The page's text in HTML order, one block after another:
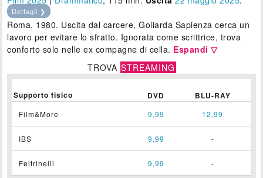
Dettagli ❯
Roma, 1980. Uscita dal carcere, Goliarda Sapienza cerca un
lavoro per evitare lo sfratto. Ignorata come scrittrice, trova
conforto solo nelle ex compagne di cella. Espandi ▽
TROVA STREAMING
Supporto fisico DVD BLU-RAY
Film&More 9,99 12,99
IBS 9,99 -
Feltrinelli 9,99 -